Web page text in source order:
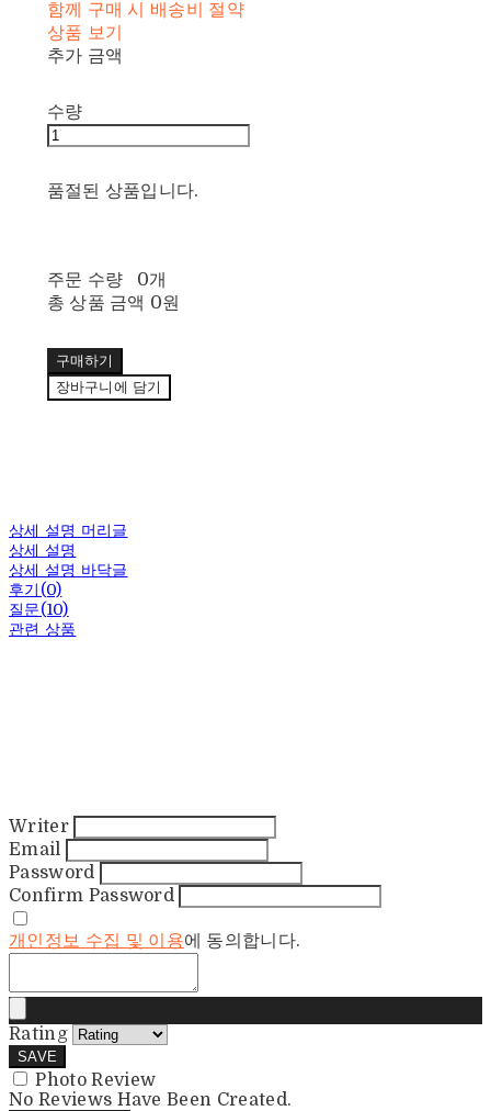
함께 구매 시 배송비 절약
상품 보기
추가 금액
수량
품절된 상품입니다.
주문 수량
0개
총 상품 금액 0원
구매하기
장바구니에 담기
상세 설명 머리글
상세 설명
상세 설명 바닥글
후기(0)
질문(10)
관련 상품
Writer
Email
Password
Confirm Password
개인정보 수집 및 이용에 동의합니다.
Rating
SAVE
Photo Review
No Reviews Have Been Created.